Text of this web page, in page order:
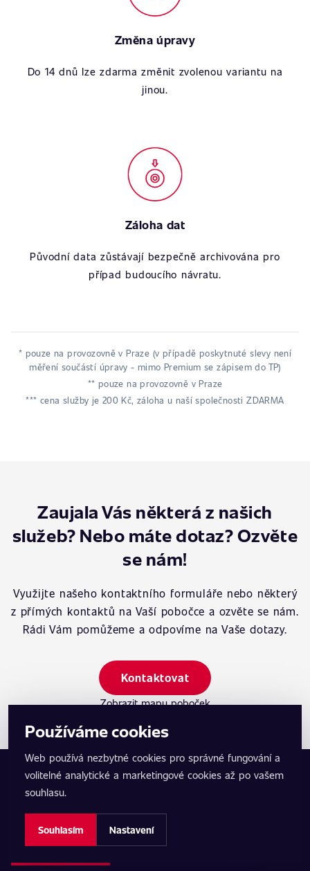
Změna úpravy
Do 14 dnů lze zdarma změnit zvolenou variantu na
jinou.
Záloha dat
Původní data zůstávají bezpečně archivována pro
případ budoucího návratu.
* pouze na provozovně v Praze (v případě poskytnuté slevy není
měření součástí úpravy - mimo Premium se zápisem do TP)
** pouze na provozovně v Praze
*** cena služby je 200 Kč, záloha u naší společnosti ZDARMA
Zaujala Vás některá z našich
služeb? Nebo máte dotaz? Ozvěte
se nám!
Využijte našeho kontaktního formuláře nebo některý
z přímých kontaktů na Vaší pobočce a ozvěte se nám.
Rádi Vám pomůžeme a odpovíme na Vaše dotazy.
Kontaktovat
Zobrazit mapu poboček
Používáme cookies
Web používá nezbytné cookies pro správné fungování a
volitelné analytické a marketingové cookies až po vašem
souhlasu.
Souhlasím Nastavení